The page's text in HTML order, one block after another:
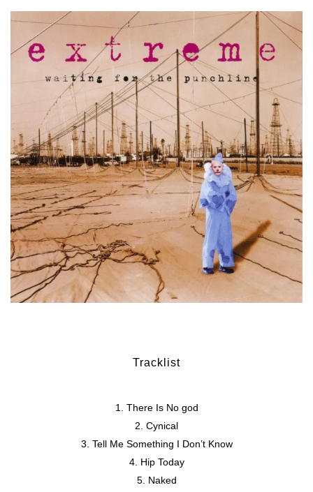
Tracklist
There Is No god
Cynical
Tell Me Something I Don’t Know
Hip Today
Naked